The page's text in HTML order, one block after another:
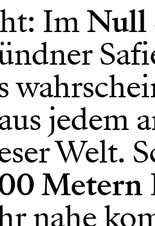
ImNull
jedem
Welt.
Metern